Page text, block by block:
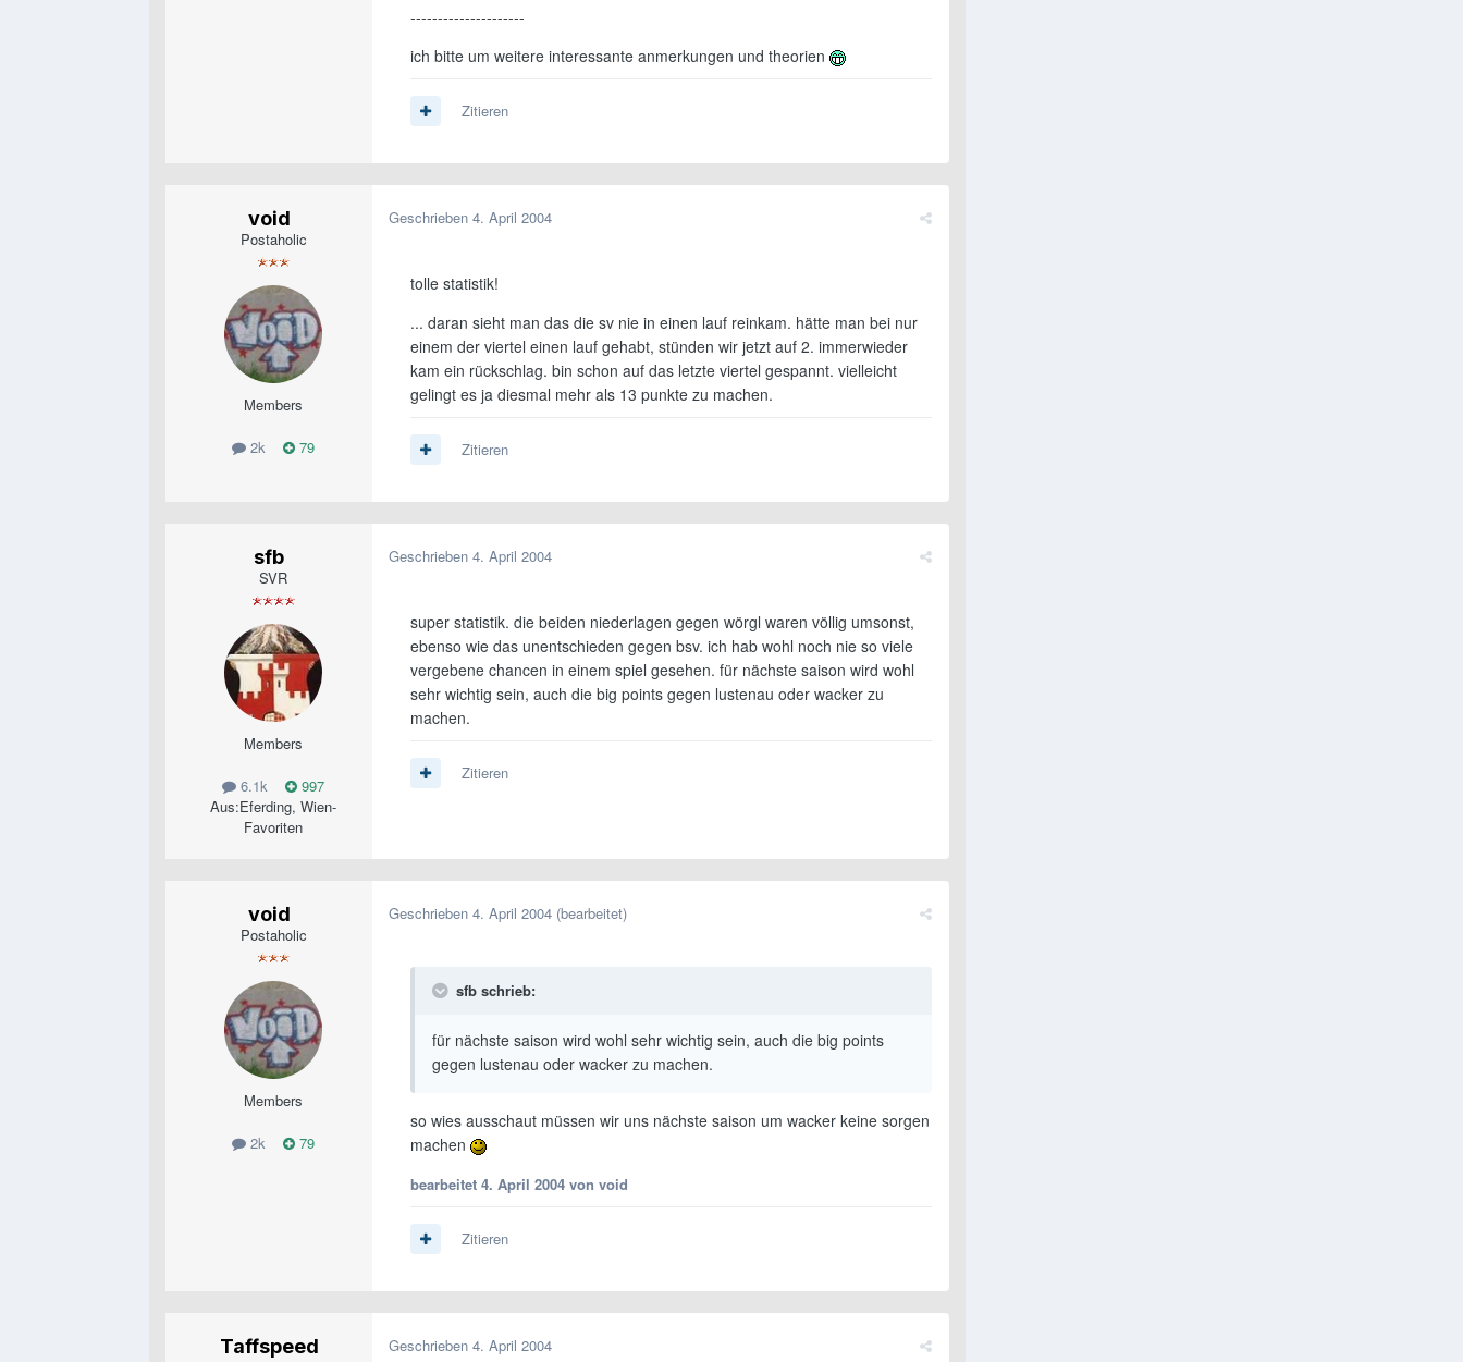
---------------------
ich bitte um weitere interessante anmerkungen und theorien
Zitieren
void
Postaholic
Members
2k 79
Geschrieben 4. April 2004
tolle statistik!
... daran sieht man das die sv nie in einen lauf reinkam. hätte man bei nur
einem der viertel einen lauf gehabt, stünden wir jetzt auf 2. immerwieder
kam ein rückschlag. bin schon auf das letzte viertel gespannt. vielleicht
gelingt es ja diesmal mehr als 13 punkte zu machen.
Zitieren
sfb
SVR
Members
6.1k
997
Aus:Eferding, Wien-
Favoriten
Geschrieben 4. April 2004
super statistik. die beiden niederlagen gegen wörgl waren völlig umsonst,
ebenso wie das unentschieden gegen bsv. ich hab wohl noch nie so viele
vergebene chancen in einem spiel gesehen. für nächste saison wird wohl
sehr wichtig sein, auch die big points gegen lustenau oder wacker zu
machen.
Zitieren
void
Postaholic
Members
2k 79
Geschrieben 4. April 2004 (bearbeitet)
sfb schrieb:
für nächste saison wird wohl sehr wichtig sein, auch die big points
gegen lustenau oder wacker zu machen.
so wies ausschaut müssen wir uns nächste saison um wacker keine sorgen
machen
bearbeitet 4. April 2004 von void
Zitieren
Taffspeed Geschrieben 4. April 2004